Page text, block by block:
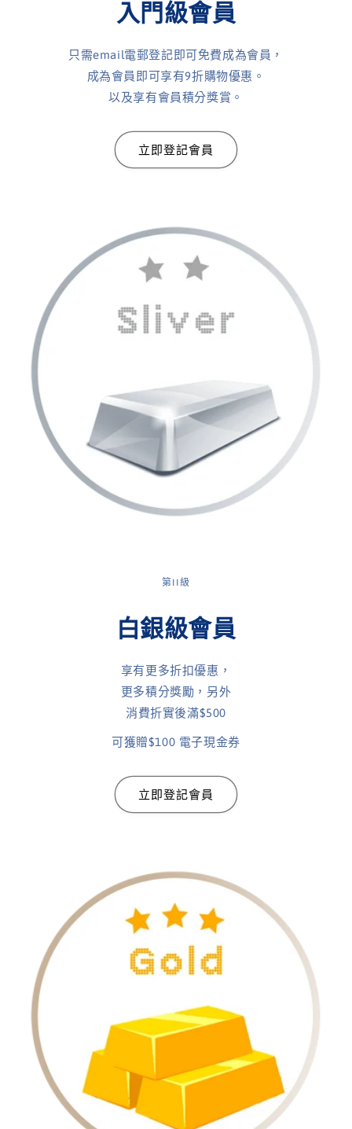
入門級會員
只需email電郵登記即可免費成為會員，
成為會員即可享有9折購物優惠。
以及享有會員積分獎賞。
立即登記會員
第II級
白銀級會員
享有更多折扣優惠，
更多積分獎勵，另外
消費折實後滿$500
可獲贈$100 電子現金券
立即登記會員